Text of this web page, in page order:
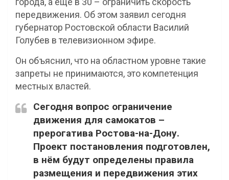
передвижения. Об этом заявил сегодня
губернатор Ростовской области Василий
Голубев в телевизионном эфире.
Он объяснил, что на областном уровне такие
запреты не принимаются, это компетенция
местных властей.
Сегодня вопрос ограничение
движения для самокатов –
прерогатива Ростова-на-Дону.
Проект постановления подготовлен,
в нём будут определены правила
размещения и передвижения этих